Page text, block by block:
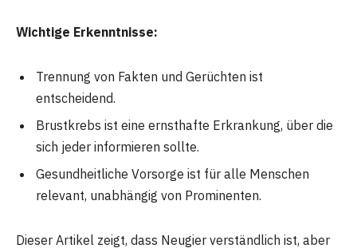
Wichtige Erkenntnisse:
Trennung von Fakten und Gerüchten ist
entscheidend.
Brustkrebs ist eine ernsthafte Erkrankung, über die
sich jeder informieren sollte.
Gesundheitliche Vorsorge ist für alle Menschen
relevant, unabhängig von Prominenten.
Dieser Artikel zeigt, dass Neugier verständlich ist, aber